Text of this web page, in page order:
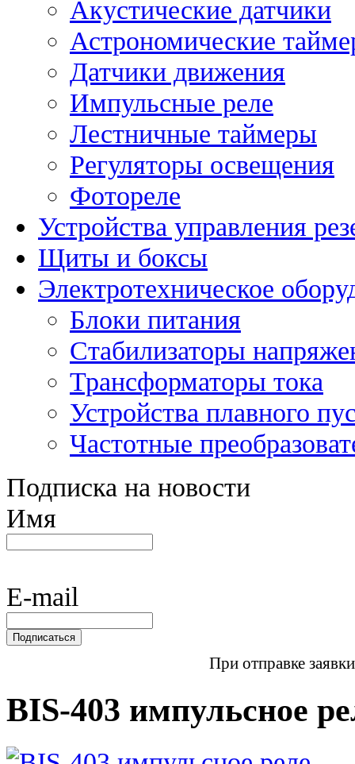
Акустические датчики
Астрономические
Датчики движения
Импульсные реле
Лестничные таймеры
Регуляторы освещения
Фотореле
Устройства управления
Щиты и боксы
Электротехническое
Блоки питания
Стабилизаторы
Трансформаторы тока
Устройства плавного
Частотные
Подписка на новости
Имя
E-mail
При отправке
BIS-403 импульсное